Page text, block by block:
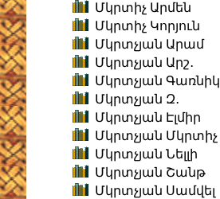
Մկրտիչ Արմեն
Մկրտիչ Կորյուն
Մկրտչյան Արամ
Մկրտչյան Արշ․
Մկրտչյան Գառնիկ
Մկրտչյան Զ․
Մկրտչյան Էլմիր
Մկրտչյան Մկրտիչ
Մկրտչյան Նելլի
Մկրտչյան Շանթ
Մկրտչյան Սամվել